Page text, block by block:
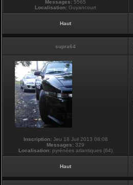
Messages: 5565
Localisation: Guyancourt
Haut
supra64
Inscription:Jeu 18 Juil 2013 08:08
Messages: 329
Localisation: pyrénées atlantiques (64)
Haut